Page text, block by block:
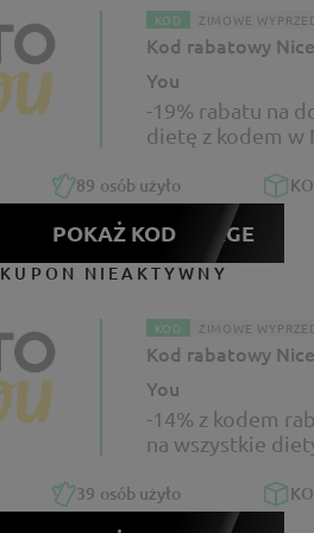
KOD ZIMOWE
Kod rabatowy
You
-19% rabatu na
dietę z kodem w
89 osób użyło
POKAŻ KOD VEGE
KUPON NIEAKTYWNY
KOD ZIMOWE
Kod rabatowy
You
-14% z kodem
na wszystkie
39 osób użyło